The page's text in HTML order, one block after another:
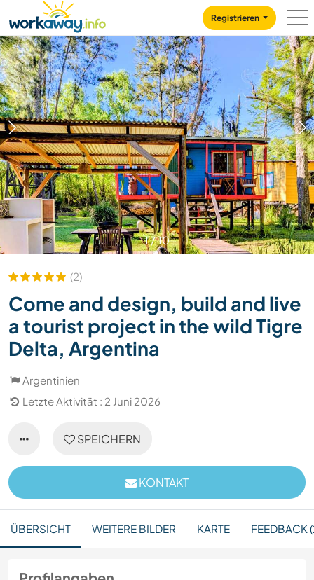
CONTENT
MAIN NAVIGATION
Registrieren
1/10
(2)
Come and design, build and live
a tourist project in the wild Tigre
Delta, Argentina
Argentinien
Letzte Aktivität : 2 Juni 2026
SPEICHERN
KONTAKT
ÜBERSICHT WEITERE BILDER KARTE FEEDBACK